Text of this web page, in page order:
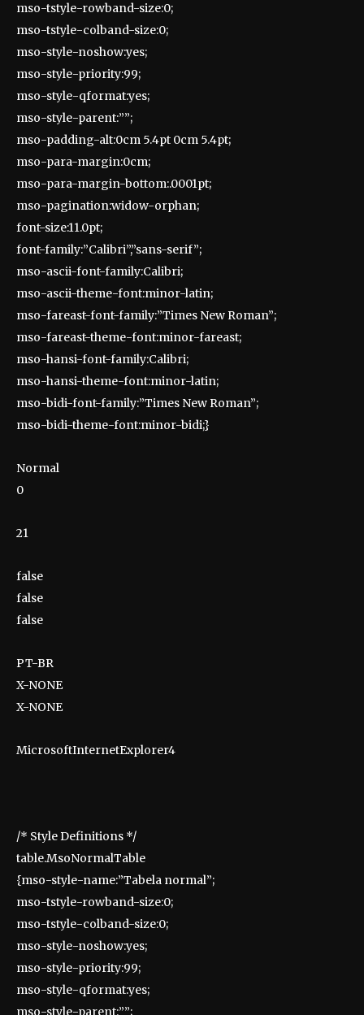
mso-tstyle-rowband-size:0;
mso-tstyle-colband-size:0;
mso-style-noshow:yes;
mso-style-priority:99;
mso-style-qformat:yes;
mso-style-parent:””;
mso-padding-alt:0cm 5.4pt 0cm 5.4pt;
mso-para-margin:0cm;
mso-para-margin-bottom:.0001pt;
mso-pagination:widow-orphan;
font-size:11.0pt;
font-family:”Calibri”,”sans-serif”;
mso-ascii-font-family:Calibri;
mso-ascii-theme-font:minor-latin;
mso-fareast-font-family:”Times New Roman”;
mso-fareast-theme-font:minor-fareast;
mso-hansi-font-family:Calibri;
mso-hansi-theme-font:minor-latin;
mso-bidi-font-family:”Times New Roman”;
mso-bidi-theme-font:minor-bidi;}
Normal
0
21
false
false
false
PT-BR
X-NONE
X-NONE
MicrosoftInternetExplorer4
/* Style Definitions */
table.MsoNormalTable
{mso-style-name:”Tabela normal”;
mso-tstyle-rowband-size:0;
mso-tstyle-colband-size:0;
mso-style-noshow:yes;
mso-style-priority:99;
mso-style-qformat:yes;
mso-style-parent:””;